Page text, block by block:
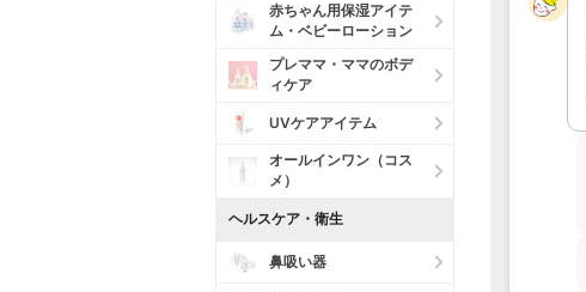
赤ちゃん用保湿アイテ
ム・ベビーローション
プレママ・ママのボデ
ィケア
UVケアアイテム
オールインワン（コス
メ）
ヘルスケア・衛生
鼻吸い器